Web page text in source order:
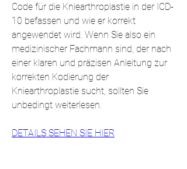
Code für die Kniearthroplastie in der ICD-
10 befassen und wie er korrekt
angewendet wird. Wenn Sie also ein
medizinischer Fachmann sind, der nach
einer klaren und präzisen Anleitung zur
korrekten Kodierung der
Kniearthroplastie sucht, sollten Sie
unbedingt weiterlesen.
DETAILS SEHEN SIE HIER